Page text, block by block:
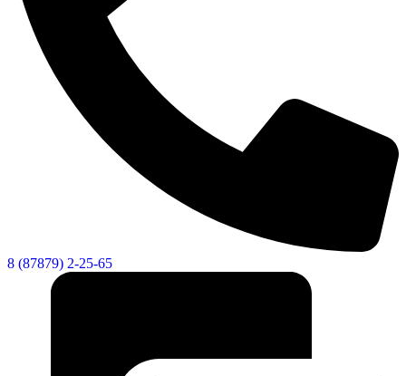
8 (87879) 2-25-65